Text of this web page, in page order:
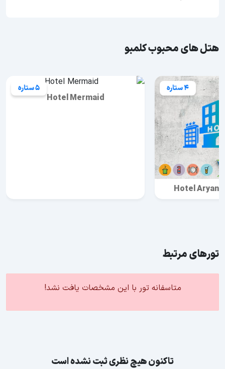
هتل های محبوب کلمبو
4 ستاره
Hotel
5 ستاره
Hotel Mermaid
تورهای مرتبط
متاسفانه تور با این مشخصات یافت نشد!
تاکنون هیچ نظری ثبت نشده است